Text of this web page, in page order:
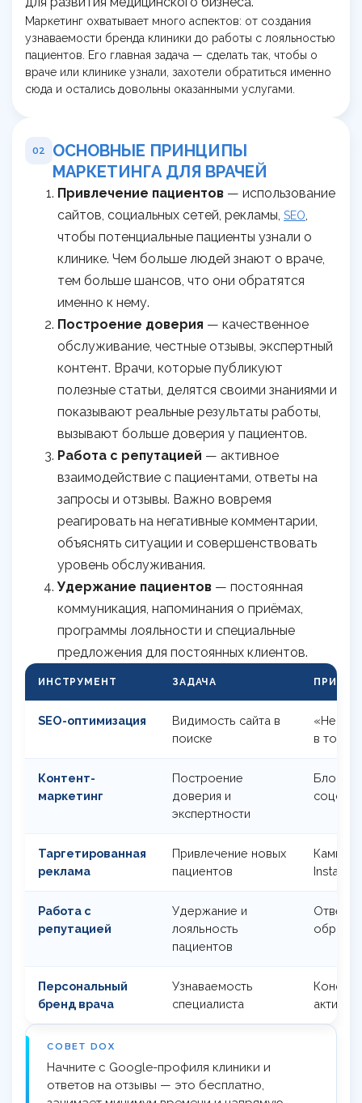
Маркетинг охватывает много аспектов: от создания
узнаваемости бренда клиники до работы с лояльностью
пациентов. Его главная задача — сделать так, чтобы о
враче или клинике узнали, захотели обратиться именно
сюда и остались довольны оказанными услугами.
02
ОСНОВНЫЕ ПРИНЦИПЫ
МАРКЕТИНГА ДЛЯ ВРАЧЕЙ
Привлечение пациентов — использование
сайтов, социальных сетей, рекламы, SEO,
чтобы потенциальные пациенты узнали о
клинике. Чем больше людей знают о враче,
тем больше шансов, что они обратятся
именно к нему.
Построение доверия — качественное
обслуживание, честные отзывы, экспертный
контент. Врачи, которые публикуют
полезные статьи, делятся своими знаниями и
показывают реальные результаты работы,
вызывают больше доверия у пациентов.
Работа с репутацией — активное
взаимодействие с пациентами, ответы на
запросы и отзывы. Важно вовремя
реагировать на негативные комментарии,
объяснять ситуации и совершенствовать
уровень обслуживания.
Удержание пациентов — постоянная
коммуникация, напоминания о приёмах,
программы лояльности и специальные
предложения для постоянных клиентов.
ИНСТРУМЕНТ ЗАДАЧА ПРИМЕР
SEO-оптимизация
Видимость сайта в
поиске
в топе
Контент-
маркетинг
Построение
доверия и
экспертности
Блог,
Таргетированная
реклама
Привлечение новых
пациентов
Работа с
репутацией
Удержание и
лояльность
пациентов
Ответы
Персональный
бренд врача
Узнаваемость
специалиста
СОВЕТ DOX
Начните с Google-профиля клиники и
ответов на отзывы — это бесплатно,